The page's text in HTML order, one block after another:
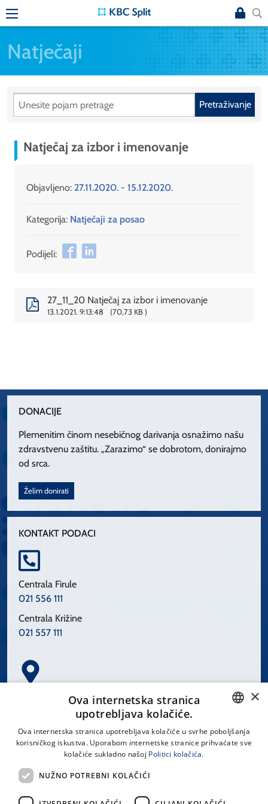
Natječaji
Pretraživanje
Natječaj za izbor i imenovanje
Objavljeno: 27.11.2020. - 15.12.2020.
Kategorija: Natječaji za posao
Podijeli:
27_11_20 Natječaj za izbor i imenovanje
13.1.2021. 9:13:48 70,73 KB
DONACIJE
Plemenitim činom nesebičnog darivanja osnažimo našu
zdravstvenu zaštitu. „Zarazimo“ se dobrotom, donirajmo
od srca.
Želim donirati
KONTAKT PODACI
Centrala Firule
021 556 111
Centrala Križine
021 557 111
Spinčićeva 1, 21000 Split
CROATIAN
×
Ova internetska stranica
upotrebljava kolačiće.
Ova internetska stranica upotrebljava kolačiće u svrhe poboljšanja
korisničkog iskustva. Uporabom internetske stranice prihvaćate sve
kolačiće sukladno našoj Politici kolačića.
NUŽNO POTREBNI KOLAČIĆI